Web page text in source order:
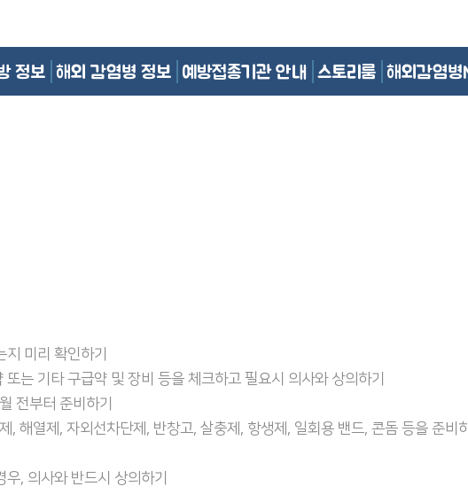
정보 해외 감염병 정보 예방접종기관 안내 스토리룸 해외감염
미리 확인하기
는 기타 구급약 및 장비 등을 체크하고 필요시 의사와 상의하기
전부터 준비하기
, 해열제, 자외선차단제, 반창고, 살충제, 항생제, 일회용 밴드, 콘돔 등을 준비
, 의사와 반드시 상의하기